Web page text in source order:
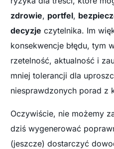
zdrowie, portfel,
decyzje czytelnika. Im
konsekwencje błędu, tym
rzetelność, aktualność i
mniej tolerancji dla
niesprawdzonych porad z
Oczywiście, nie możemy
dziś wygenerować
(jeszcze) dostarczyć